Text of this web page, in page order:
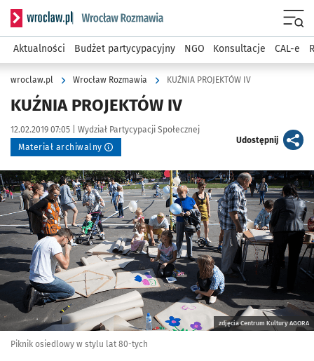
Serwis informacyjny wroclaw.pl podserwis: Rozmawia
Aktualności Budżet partycypacyjny NGO Konsultacje CAL-e
wroclaw.pl Wrocław Rozmawia KUŹNIA PROJEKTÓW IV
KUŹNIA PROJEKTÓW IV
Data publikacji:
12.02.2019 07:05 | Autor:
Wydział Partycypacji Społecznej
Materiał archiwalny
Udostępnijartykuł
Kliknij, aby powiększyć
zdjęcia Centrum Kultury AGORA
Piknik osiedlowy w stylu lat 80-tych